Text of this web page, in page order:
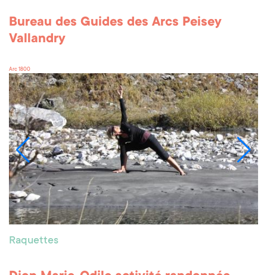
Bureau des Guides des Arcs Peisey
Vallandry
Arc 1800
Raquettes